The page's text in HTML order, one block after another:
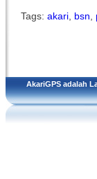
Tags: akari bsn
AkariGPS adalah